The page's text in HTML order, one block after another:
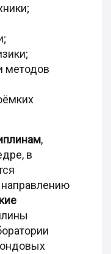
методов
,
в